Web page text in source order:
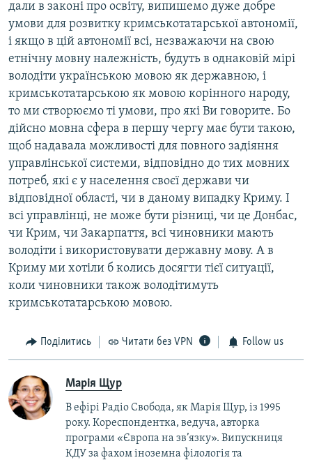
дали в законі про освіту, випишемо дуже добре
умови для розвитку кримськотатарської автономії,
і якщо в цій автономії всі, незважаючи на свою
етнічну мовну належність, будуть в однаковій мірі
володіти українською мовою як державною, і
кримськотатарською як мовою корінного народу,
то ми створюємо ті умови, про які Ви говорите. Бо
дійсно мовна сфера в першу чергу має бути такою,
щоб надавала можливості для повного задіяння
управлінської системи, відповідно до тих мовних
потреб, які є у населення своєї держави чи
відповідної області, чи в даному випадку Криму. І
всі управлінці, не може бути різниці, чи це Донбас,
чи Крим, чи Закарпаття, всі чиновники мають
володіти і використовувати державну мову. А в
Криму ми хотіли б колись досягти тієї ситуації,
коли чиновники також володітимуть
кримськотатарською мовою.
Поділитись Читати без VPN Follow us
Марія Щур
В ефірі Радіо Свобода, як Марія Щур, із 1995
року. Кореспондентка, ведуча, авторка
програми «Європа на зв’язку». Випускниця
КДУ за фахом іноземна філологія та